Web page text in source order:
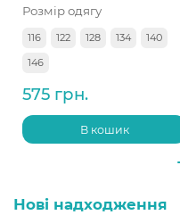
Розмір одягу
116 122 128 134
140
146
575 грн.
В кошик
Нові надходження